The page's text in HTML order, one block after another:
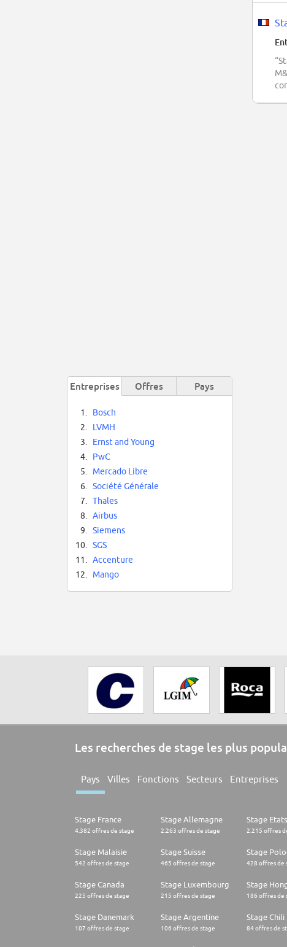
Entreprises Offres Pays
1.
Bosch
2.
LVMH
3.
Ernst and Young
4.
PwC
5.
Mercado Libre
6.
Société Générale
7.
Thales
8.
Airbus
9.
Siemens
10.
SGS
11.
Accenture
12.
Mango
Les recherches de stage les plus
Pays Villes Fonctions Secteurs Entreprises
Stage France
4.382 offres de stage
Stage Allemagne
2.263 offres de stage
Stage
2.215 offres
Stage Malaisie
542 offres de stage
Stage Suisse
465 offres de stage
Stage
428 offres de
Stage Canada
225 offres de stage
Stage Luxembourg
215 offres de stage
Stage
186 offres de
Stage Danemark
107 offres de stage
Stage Argentine
106 offres de stage
Stage Chili
84 offres de